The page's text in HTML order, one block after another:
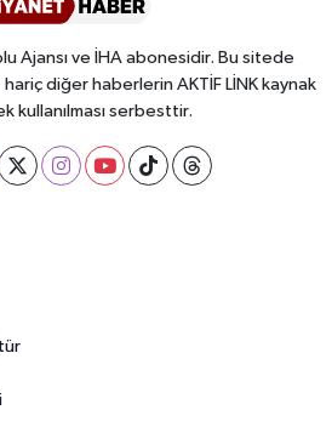
Ajansı ve İHA abonesidir. Bu sitede
diğer haberlerin AKTİF LİNK kaynak
kullanılması serbesttir.